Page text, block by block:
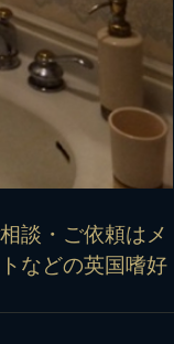
談・ご依頼は メ
などの英国嗜好